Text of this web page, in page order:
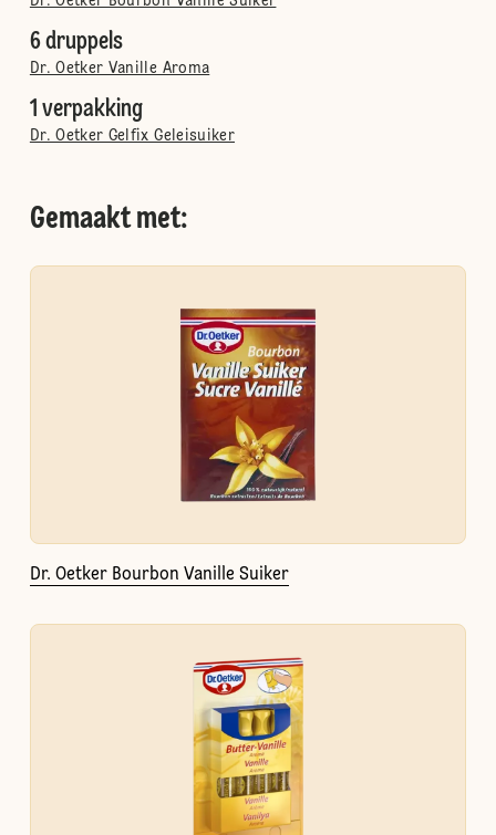
6 druppels
Dr. Oetker Vanille Aroma
1 verpakking
Dr. Oetker Gelfix Geleisuiker
Gemaakt met:
Dr. Oetker Bourbon Vanille Suiker